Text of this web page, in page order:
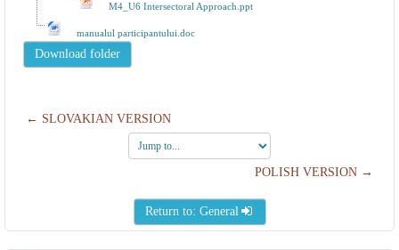
M4_U6 Intersectoral Approach.ppt
manualul participantului.doc
← SLOVAKIAN VERSION
Jump
to...
POLISH VERSION →
Return to: General